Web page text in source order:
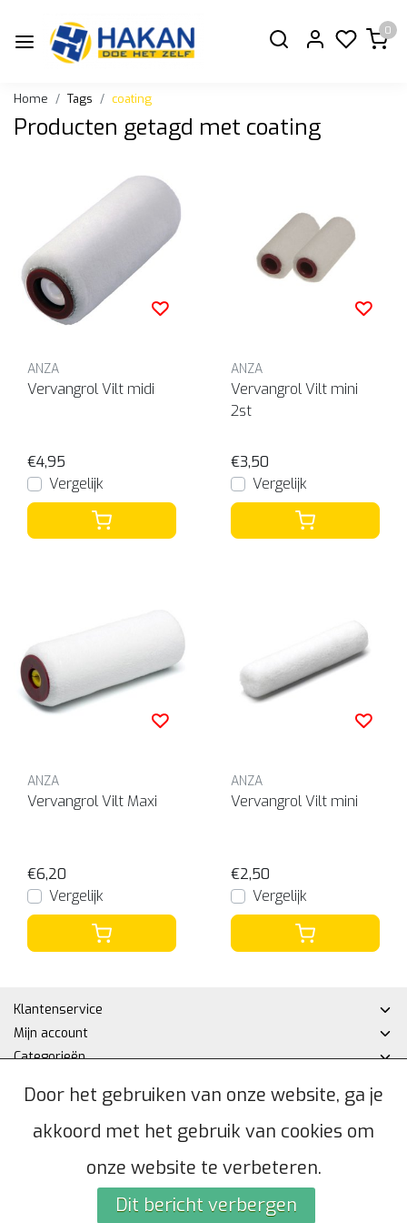
0
Home Tags coating
Producten getagd met coating
ANZA
Vervangrol Vilt midi
€4,95
Vergelijk
ANZA
Vervangrol Vilt mini
2st
€3,50
Vergelijk
ANZA
Vervangrol Vilt Maxi
€6,20
Vergelijk
ANZA
Vervangrol Vilt mini
€2,50
Vergelijk
Klantenservice
Mijn account
Categorieën
© Copyright 2026 - Hakan DHZ | Realisatie InStijl Media
Door het gebruiken van onze website, ga je
akkoord met het gebruik van cookies om
onze website te verbeteren.
Dit bericht verbergen